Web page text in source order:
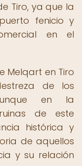
Tiro, ya que la
fenicio y
en el
Melqart en Tiro
de los
en la
de este
histórica y
de aquellos
y su relación